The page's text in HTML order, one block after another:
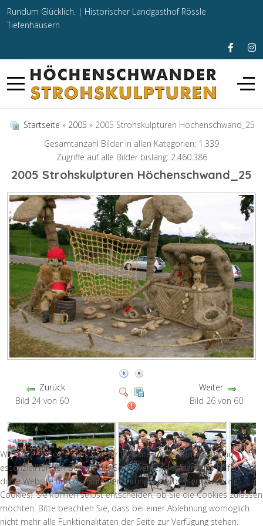
Rundum Glücklich. | Historischer Landgasthof Rössle
Tiefenhäusern
Startseite » 2005 » 2005 Strohskulpturen Höchenschwand_25
Gesamtanzahl Bilder in allen Kategorien: 1.339
Zugriffe auf alle Bilder bislang: 2.460.386
2005 Strohskulpturen Höchenschwand_25
Zurück
Bild 24 von 60
Weiter
Bild 26 von 60
Wir nutzen Cookies auf unserer Website. Einige von ihnen sind
essenziell für den Betrieb der Seite, während andere uns helfen,
diese Website und die Nutzererfahrung zu verbessern (Tracking
Cookies). Sie können selbst entscheiden, ob Sie die Cookies zulassen
möchten. Bitte beachten Sie, dass bei einer Ablehnung womöglich
nicht mehr alle Funktionalitäten der Seite zur Verfügung stehen.